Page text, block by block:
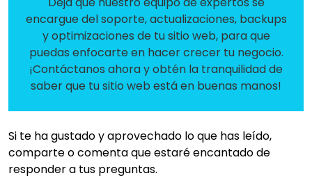
encargue del soporte, actualizaciones, backups
y optimizaciones de tu sitio web, para que
puedas enfocarte en hacer crecer tu negocio.
¡Contáctanos ahora y obtén la tranquilidad de
saber que tu sitio web está en buenas manos!
Si te ha gustado y aprovechado lo que has leído,
comparte o comenta que estaré encantado de
responder a tus preguntas.